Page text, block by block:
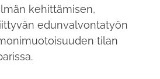
kehittämisen,
edunvalvontatyön
tilan